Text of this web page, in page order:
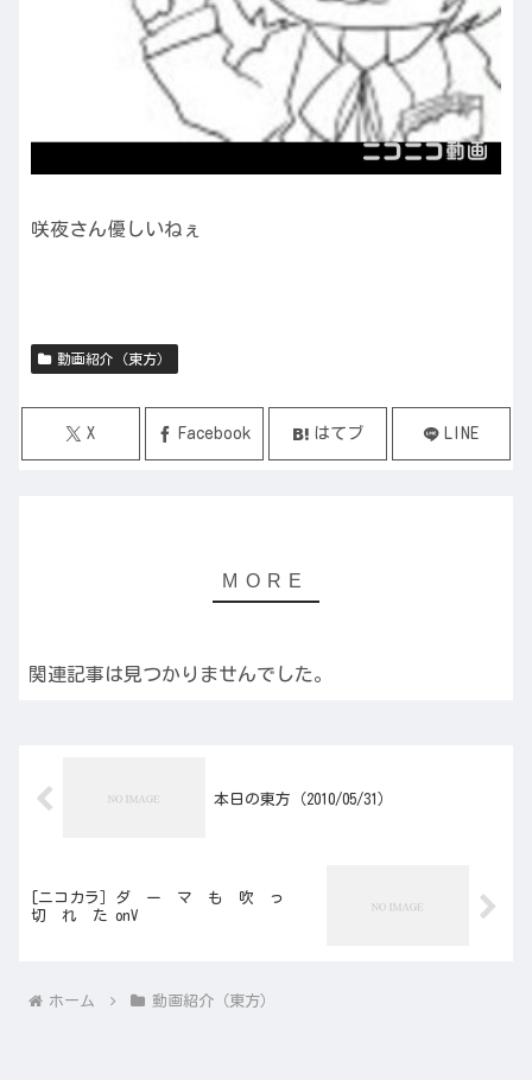
咲夜さん優しいねぇ
動画紹介（東方）
X Facebook はてブ LINE
関連記事は見つかりませんでした。
本日の東方（2010/05/31）
[ニコカラ］ダ ー マ も 吹 っ
切 れ た onV
ホーム 動画紹介（東方）